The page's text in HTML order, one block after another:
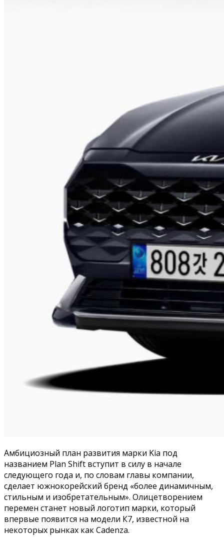
Амбициозный план развития марки Kia под
названием Plan Shift вступит в силу в начале
следующего года и, по словам главы компании,
сделает южнокорейский бренд «более динамичным,
стильным и изобретательным». Олицетворением
перемен станет новый логотип марки, который
впервые появится на модели К7, известной на
некоторых рынках как Cadenza.